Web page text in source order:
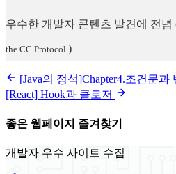
우수한 개발자 콘텐츠 발견에 전념
the CC Protocol. )
[Java의 정석]Chapter4.조건문과
[React] Hook과 클로저
좋은 웹페이지 즐겨찾기
개발자 우수 사이트 수집